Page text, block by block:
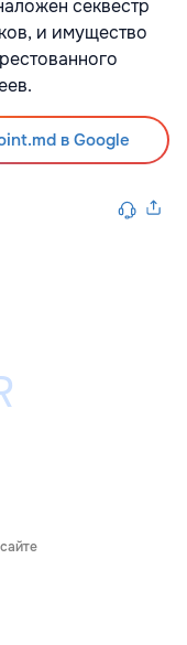
секвестр
и имущество
в Google